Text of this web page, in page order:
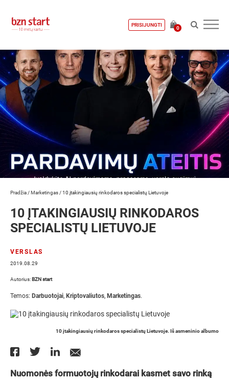
PRISIJUNGTI
0
Pradžia /Marketingas /10 įtakingiausių rinkodaros specialistų Lietuvoje
10 ĮTAKINGIAUSIŲ RINKODAROS
SPECIALISTŲ LIETUVOJE
VERSLAS
2019.08.29
Autorius: BZN start
Temos: Darbuotojai, Kriptovaliutos, Marketingas.
10 įtakingiausių rinkodaros specialistų Lietuvoje. Iš asmeninio albumo
Nuomonės formuotojų rinkodarai kasmet savo rinką